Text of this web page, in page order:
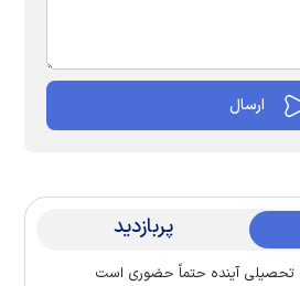
پربازدید
تحصیلی آینده حتماً حضوری است